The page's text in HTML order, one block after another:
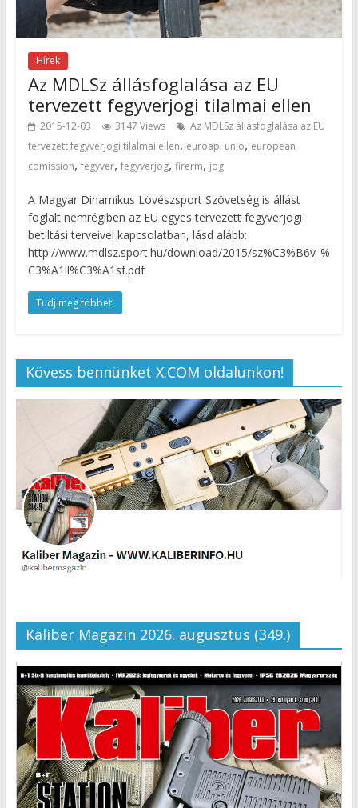
Hírek
Az MDLSz állásfoglalása az EU
tervezett fegyverjogi tilalmai ellen
2015-12-03 3147 Views
Az MDLSz állásfoglalása az EU
tervezett fegyverjogi tilalmai ellen, euroapi unio, european
comission, fegyver, fegyverjog, firerm, jog
A Magyar Dinamikus Lövészsport Szövetség is állást
foglalt nemrégiben az EU egyes tervezett fegyverjogi
betiltási terveivel kapcsolatban, lásd alább:
http://www.mdlsz.sport.hu/download/2015/sz%C3%B6v_%
C3%A1ll%C3%A1sf.pdf
Tudj meg többet!
Kövess bennünket X.COM oldalunkon!
Kaliber Magazin 2026. augusztus (349.)